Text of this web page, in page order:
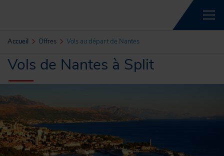
Accueil Offres Vols au départ de Nantes
Vols de Nantes à Split